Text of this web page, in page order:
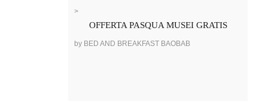
>
OFFERTA PASQUA MUSEI GRATIS
by BED AND BREAKFAST BAOBAB